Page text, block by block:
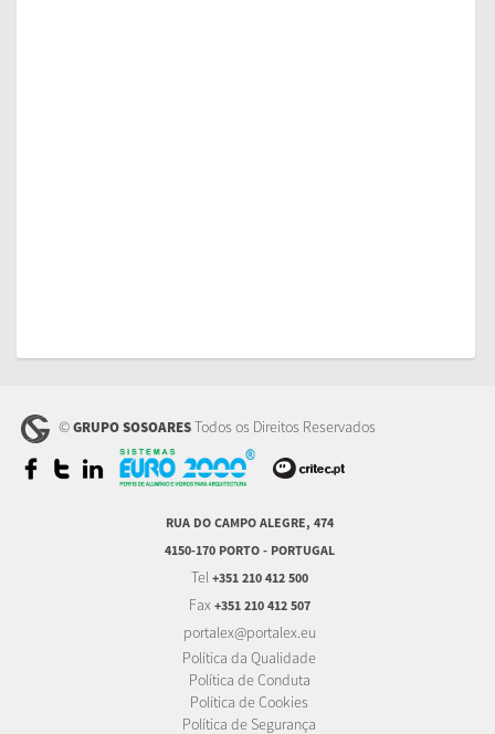
©GRUPO SOSOARESTodos os Direitos Reservados
RUA DO CAMPO ALEGRE, 474
4150-170 PORTO - PORTUGAL
Tel +351 210 412 500
Fax +351 210 412 507
portalex@portalex.eu
Política da Qualidade
Política de Conduta
Política de Cookies
Política de Segurança